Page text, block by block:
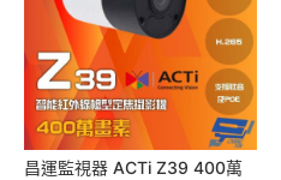
昌運監視器 ACTi Z39 400萬